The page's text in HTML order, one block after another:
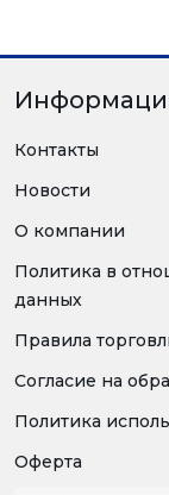
Контакты
Новости
О компании
Политика в
данных
Правила
Согласие на
Политика
Оферта